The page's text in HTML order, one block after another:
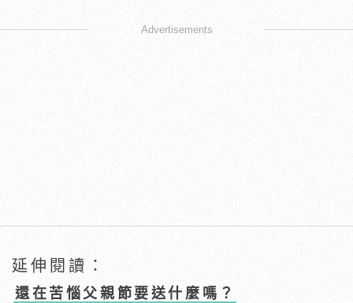
Advertisements
延伸閱讀：
還在苦惱父親節要送什麼嗎？